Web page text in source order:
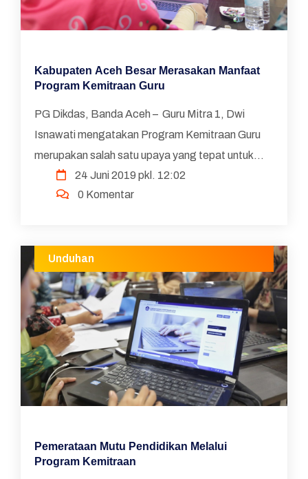
Kabupaten Aceh Besar Merasakan Manfaat
Program Kemitraan Guru
PG Dikdas, Banda Aceh – Guru Mitra 1, Dwi
Isnawati mengatakan Program Kemitraan Guru
merupakan salah satu upaya yang tepat untuk
meningkatan mutu pendidikan dan pemerataan
pendidikan ...
24 Juni 2019 pkl. 12:02
0 Komentar
Unduhan
Pemerataan Mutu Pendidikan Melalui
Program Kemitraan